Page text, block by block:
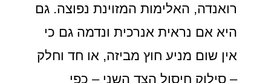
רואנדה, האלימות המזוינת נפוצה. גם
היא אם נראית אנרכית ונדמה גם כי
אין שום מניע חוץ מביזה, או חד וחלק
– סילוק חיסול הצד השני – כפי